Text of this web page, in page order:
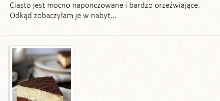
Ciasto jest mocno naponczowane i bardzo orzeźwiające.
Odkąd zobaczyłam je w nabyt...